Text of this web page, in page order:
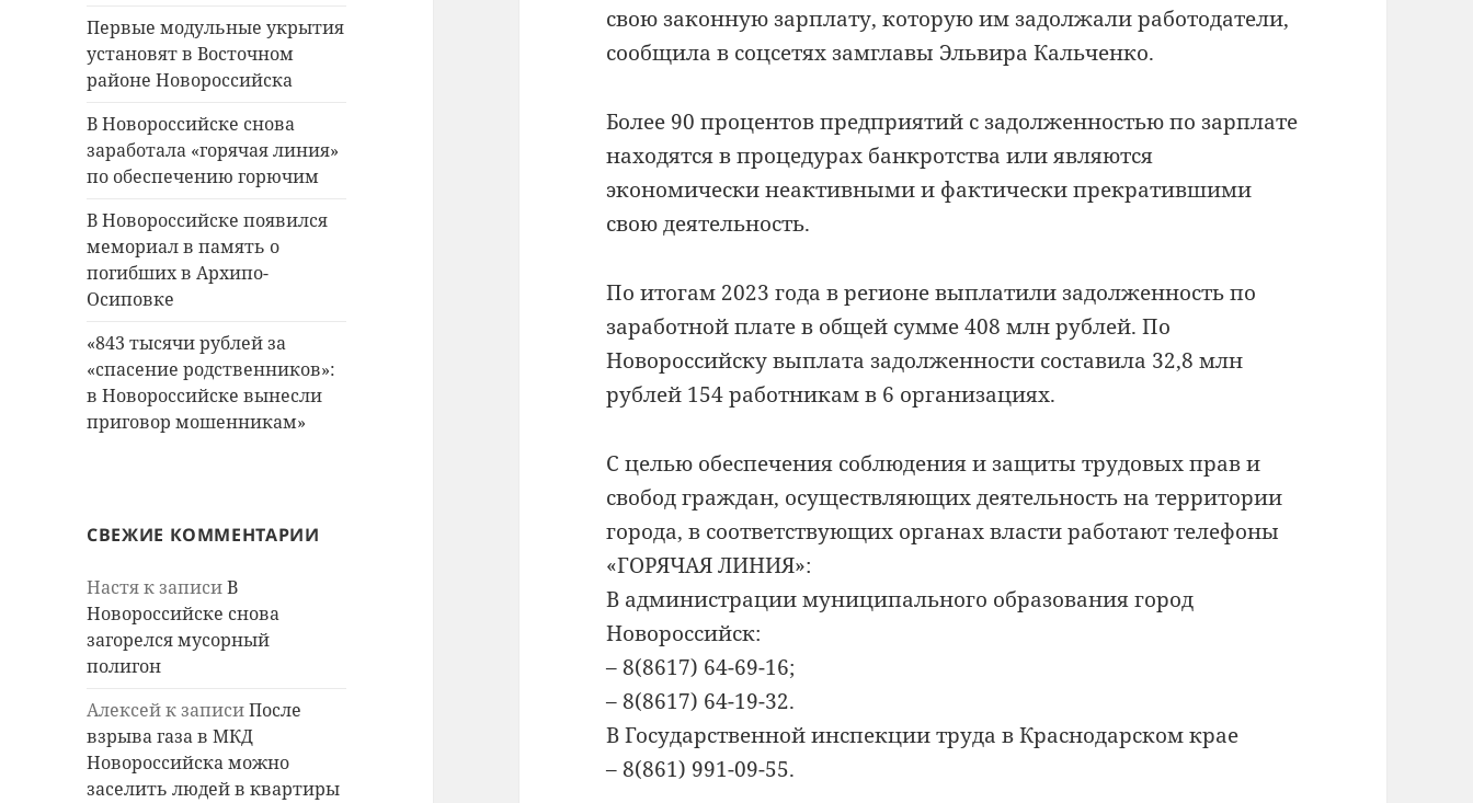
Первые модульные укрытия
установят в Восточном
районе Новороссийска
В Новороссийске снова
заработала «горячая линия»
по обеспечению горючим
В Новороссийске появился
мемориал в память о
погибших в Архипо-
Осиповке
«843 тысячи рублей за
«спасение родственников»:
в Новороссийске вынесли
приговор мошенникам»
СВЕЖИЕ КОММЕНТАРИИ
Настяк записиВ
Новороссийске снова
загорелся мусорный
полигон
Алексейк записиПосле
взрыва газа в МКД
Новороссийска можно
заселить людей в квартиры
свою законную зарплату, которую им задолжали работодатели,
сообщила в соцсетях замглавы Эльвира Кальченко.
Более 90 процентов предприятий с задолженностью по зарплате
находятся в процедурах банкротства или являются
экономически неактивными и фактически прекратившими
свою деятельность.
По итогам 2023 года в регионе выплатили задолженность по
заработной плате в общей сумме 408 млн рублей. По
Новороссийску выплата задолженности составила 32,8 млн
рублей 154 работникам в 6 организациях.
С целью обеспечения соблюдения и защиты трудовых прав и
свобод граждан, осуществляющих деятельность на территории
города, в соответствующих органах власти работают телефоны
«ГОРЯЧАЯ ЛИНИЯ»:
В администрации муниципального образования город
Новороссийск:
– 8(8617) 64-69-16;
– 8(8617) 64-19-32.
В Государственной инспекции труда в Краснодарском крае
– 8(861) 991-09-55.